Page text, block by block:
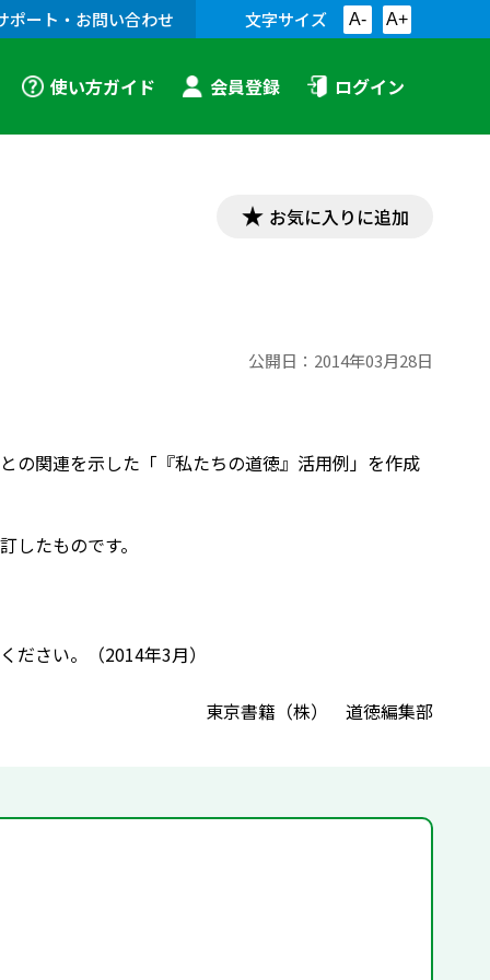
ポート・お問い合わせ 文字サイズ A- A+
使い方ガイド 会員登録 ログイン
お気に入りに追加
公開日： 2014年03月28日
の関連を示した「『私たちの道徳』活用例」を作成
たものです。
ださい。（2014年3月）
東京書籍（株） 道徳編集部